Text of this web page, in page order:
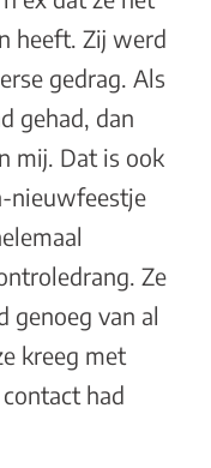
heeft. Zij werd
gedrag. Als
gehad, dan
mij. Dat is ook
nieuwfeestje
Ze
genoeg van al
kreeg met
had